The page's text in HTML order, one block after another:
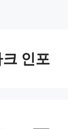
인포